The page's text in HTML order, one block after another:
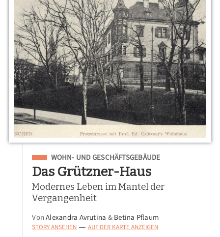
Eingeordnet unter
WOHN- UND GESCHÄFTSGEBÄUDE
Das Grützner-Haus
Modernes Leben im Mantel der
Vergangenheit
VonAlexandra Avrutina & Betina Pflaum
STORY ANSEHEN — AUF DER KARTE ANZEIGEN